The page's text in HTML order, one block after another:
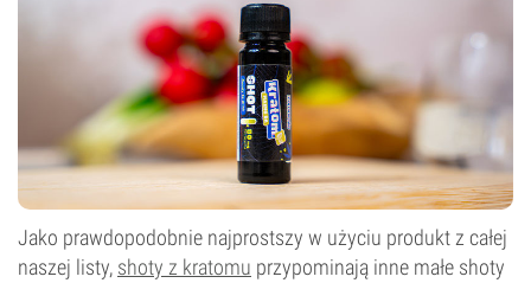
Jako prawdopodobnie najprostszy w użyciu produkt z całej
naszej listy, shoty z kratomu przypominają inne małe shoty